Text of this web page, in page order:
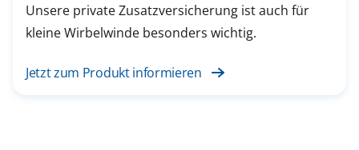
Unsere private Zusatzversicherung ist auch für
kleine Wirbelwinde besonders wichtig.
Jetzt zum Produkt informieren